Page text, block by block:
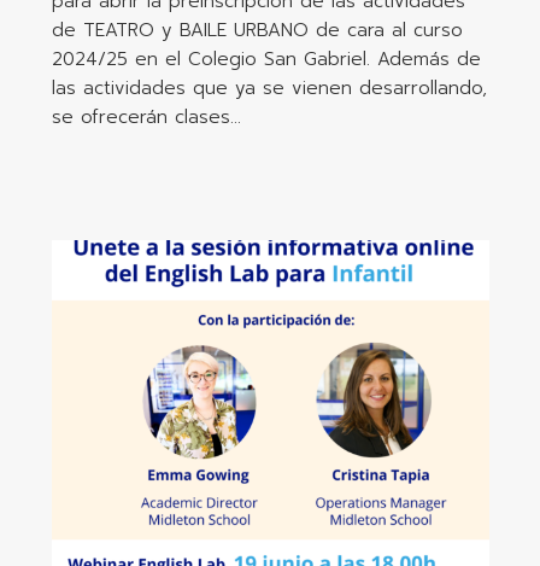
de TEATRO y BAILE URBANO de cara al curso
2024/25 en el Colegio San Gabriel. Además de
las actividades que ya se vienen desarrollando,
se ofrecerán clases…